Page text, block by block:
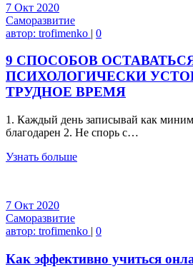
7 Окт 2020
Саморазвитие
автор: trofimenko | 0
9 СПОСОБОВ
ПСИХОЛОГИЧЕСКИ
ТРУДНОЕ ВРЕМЯ
1. Каждый день записывай как
благодарен 2. Не спорь с…
Узнать больше
7 Окт 2020
Саморазвитие
автор: trofimenko | 0
Как эффективно учиться